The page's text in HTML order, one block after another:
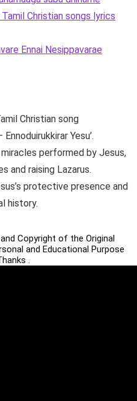
Christian songs lyrics
Ennai Nesippavarae
Christian song
Yesu’.
performed by Jesus,
and raising Lazarus.
protective presence and
history.
Copyright of the Original
and Educational Purpose
.